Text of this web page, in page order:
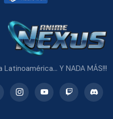
Y NADA MÁS!!!